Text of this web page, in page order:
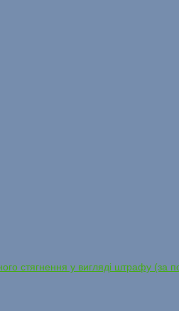
стягнення у вигляді штрафу